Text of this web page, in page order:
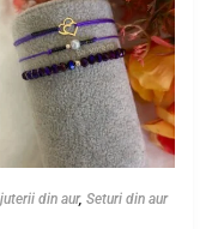
din aur, Seturi din aur